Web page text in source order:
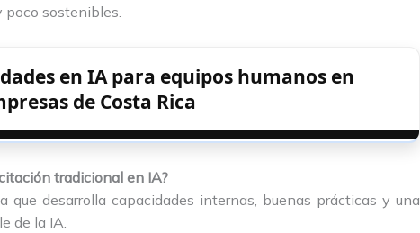
poco sostenibles.
en IA para equipos humanos en
de Costa Rica
tradicional en IA?
que desarrolla capacidades internas, buenas prácticas y una
de la IA.